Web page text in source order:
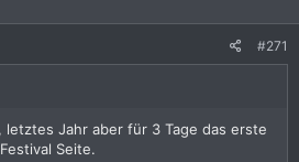
#271
letztes Jahr aber für 3 Tage das erste
Seite.